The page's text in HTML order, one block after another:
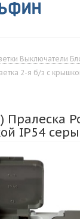
Выключатели
2-я б/з с
Пралеска
IP54